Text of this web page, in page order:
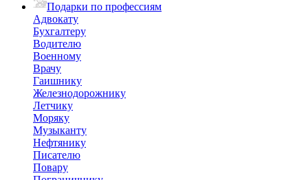
Подарки по профессиям
Адвокату
Бухгалтеру
Водителю
Военному
Врачу
Гаишнику
Железнодорожнику
Летчику
Моряку
Музыканту
Нефтянику
Писателю
Повару